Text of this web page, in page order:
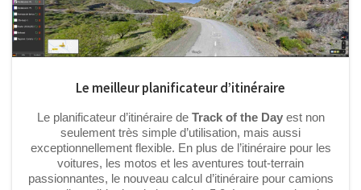
Le meilleur planificateur d’itinéraire
Le planificateur d’itinéraire de Track of the Dayest non
seulement très simple d’utilisation, mais aussi
exceptionnellement flexible. En plus de l’itinéraire pour les
voitures, les motos et les aventures tout-terrain
passionnantes, le nouveau calcul d’itinéraire pour camions